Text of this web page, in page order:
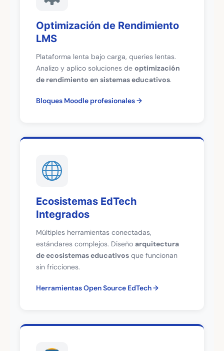
Optimización de Rendimiento
LMS
Plataforma lenta bajo carga, queries lentas.
Analizo y aplico soluciones de optimización
de rendimiento en sistemas educativos.
Bloques Moodle profesionales
Ecosistemas EdTech
Integrados
Múltiples herramientas conectadas,
estándares complejos. Diseño arquitectura
de ecosistemas educativos que funcionan
sin fricciones.
Herramientas Open Source EdTech